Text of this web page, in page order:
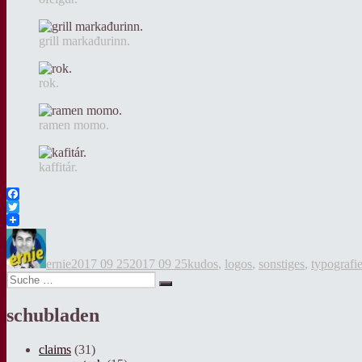
grill markađurinn.
rok.
ramen momo.
kaffitár.
Facebook
Twitter
ernie2017 09 252017 09 25kudos, logos, sonstiges, typografie
Suche
nach:
Suche
schubladen
claims (31)